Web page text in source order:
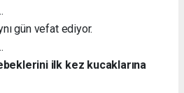
gün vefat ediyor.
ilk kez kucaklarına